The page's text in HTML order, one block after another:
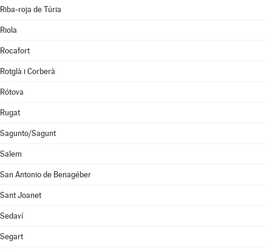
Riba-roja de Túria
Riola
Rocafort
Rotglà i Corberà
Rótova
Rugat
Sagunto/Sagunt
Salem
San Antonio de Benagéber
Sant Joanet
Sedaví
Segart